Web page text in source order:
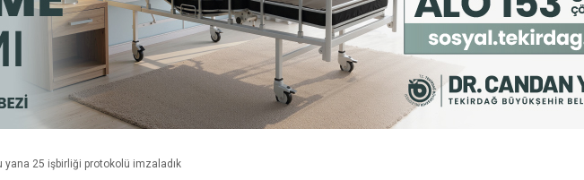
yana 25 işbirliği protokolü imzaladık